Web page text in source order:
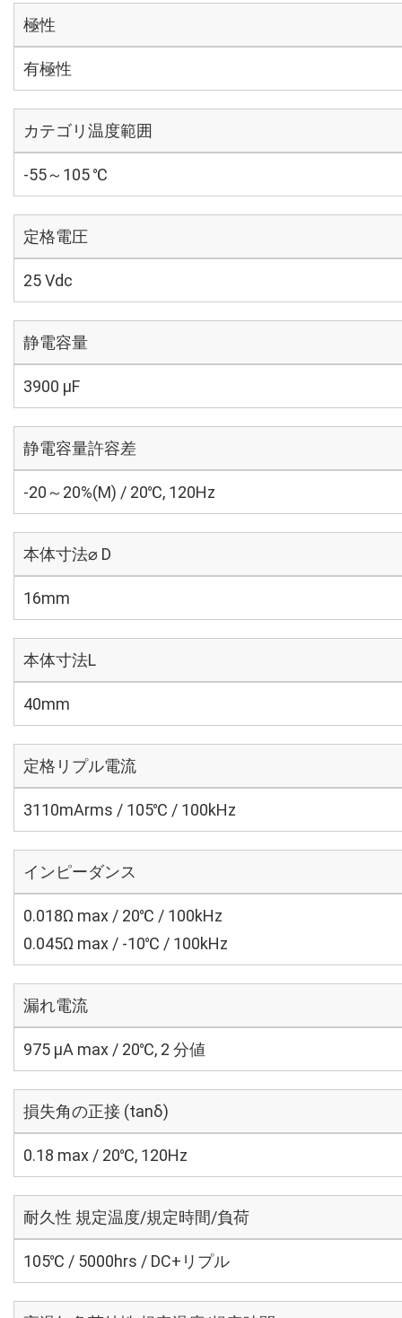
極性
有極性
カテゴリ温度範囲
-55～105 ℃
定格電圧
25 Vdc
静電容量
3900 µF
静電容量許容差
-20～20%(M) / 20℃, 120Hz
本体寸法⌀ D
16mm
本体寸法L
40mm
定格リプル電流
3110mArms / 105℃ / 100kHz
インピーダンス
0.018Ω max / 20℃ / 100kHz
0.045Ω max / -10℃ / 100kHz
漏れ電流
975 μA max / 20℃, 2 分値
損失角の正接 (tanδ)
0.18 max / 20℃, 120Hz
耐久性 規定温度/規定時間/負荷
105℃ / 5000hrs / DC+リプル